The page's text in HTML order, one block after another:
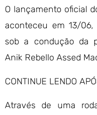
O lançamento oficial
aconteceu em 13/06,
sob a condução da
Anik Rebello Assed
CONTINUE LENDO
Através de uma